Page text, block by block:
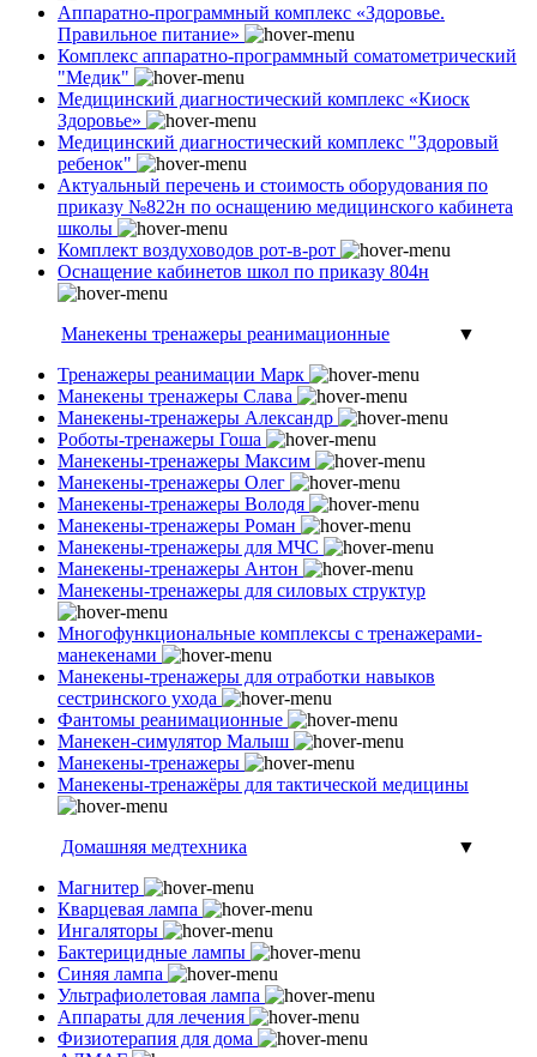
Аппаратно-программный комплекс «Здоровье.
Правильное питание»
Комплекс аппаратно-программный соматометрический
"Медик"
Медицинский диагностический комплекс «Киоск
Здоровье»
Медицинский диагностический комплекс "Здоровый
ребенок"
Актуальный перечень и стоимость оборудования по
приказу №822н по оснащению медицинского кабинета
школы
Комплект воздуховодов рот-в-рот
Оснащение кабинетов школ по приказу 804н
Манекены тренажеры реанимационные
▼
Тренажеры реанимации Марк
Манекены тренажеры Слава
Манекены-тренажеры Александр
Роботы-тренажеры Гоша
Манекены-тренажеры Максим
Манекены-тренажеры Олег
Манекены-тренажеры Володя
Манекены-тренажеры Роман
Манекены-тренажеры для МЧС
Манекены-тренажеры Антон
Манекены-тренажеры для силовых структур
Многофункциональные комплексы с тренажерами-
манекенами
Манекены-тренажеры для отработки навыков
сестринского ухода
Фантомы реанимационные
Манекен-симулятор Малыш
Манекены-тренажеры
Манекены-тренажёры для тактической медицины
Домашняя медтехника
▼
Магнитер
Кварцевая лампа
Ингаляторы
Бактерицидные лампы
Синяя лампа
Ультрафиолетовая лампа
Аппараты для лечения
Физиотерапия для дома